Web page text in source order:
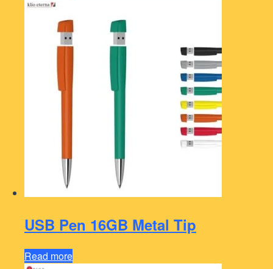
USB Pen 16GB Metal Tip
Read more